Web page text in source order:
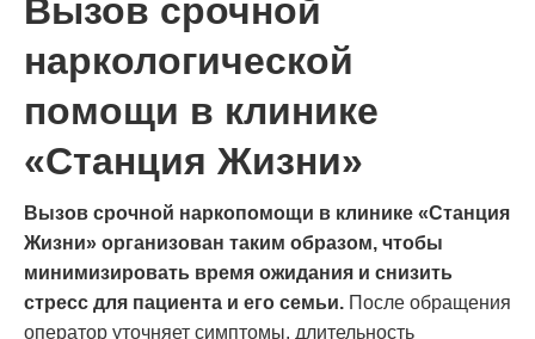
Вызов срочной
наркологической
помощи в клинике
«Станция Жизни»
Вызов срочной наркопомощи в клинике «Станция
Жизни» организован таким образом, чтобы
минимизировать время ожидания и снизить
стресс для пациента и его семьи. После обращения
оператор уточняет симптомы, длительность